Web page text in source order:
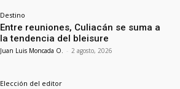
Destino
Entre reuniones, Culiacán se suma a
la tendencia del bleisure
Juan Luis Moncada O. - 2 agosto, 2026
Elección del editor